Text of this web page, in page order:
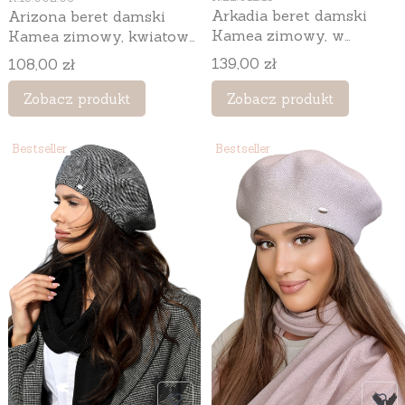
Arizona beret damski
Kamea zimowy, kwiatowy
motyw, z wełną, rozmiar
uniwersalny 54–60 cm,
kolor czarny
Cena
108,00 zł
Zobacz produkt
Arkadia beret damski
Kamea zimowy, w
pepitkę, z wełną i
wiskozą, rozmiar
uniwersalny 54–60 cm,
kolor bordowy
Cena
139,00 zł
Zobacz produkt
Bestseller Bestseller